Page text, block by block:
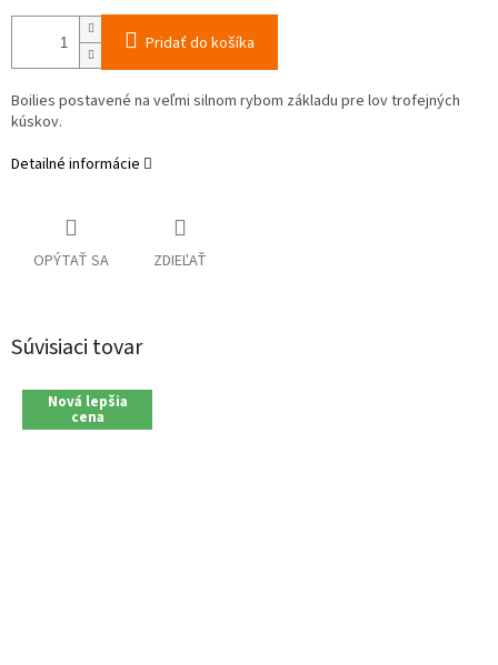
Pridať do košíka
Boilies postavené na veľmi silnom rybom základu pre lovtrofejných
kúskov.
Detailné informácie
OPÝTAŤ SA ZDIEĽAŤ
Súvisiaci tovar
Nová lepšia
cena